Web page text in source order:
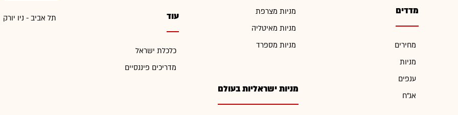
מדדים
מחירים
מניות
ענפים
אג"ח
מניות מצרפת
מניות מאיטליה
מניות מספרד
מניות ישראליות בעולם
עוד
כלכלת ישראל
מדריכים פיננסיים
תל אביב - ניו יורק